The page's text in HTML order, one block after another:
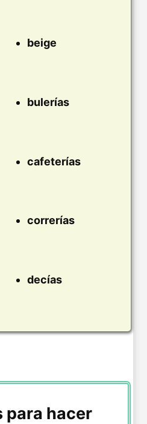
beige
bulerías
cafeterías
correrías
decías
para hacer